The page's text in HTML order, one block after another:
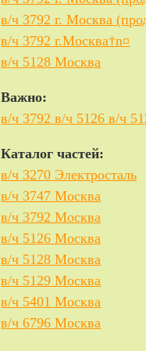
в/ч 3792 г. Москва
в/ч 3792 г.Москва†n¤
в/ч 5128 Москва
Важно:
в/ч 3792 в/ч 5126 в/ч
Каталог частей:
в/ч 3270 Электросталь
в/ч 3747 Москва
в/ч 3792 Москва
в/ч 5126 Москва
в/ч 5128 Москва
в/ч 5129 Москва
в/ч 5401 Москва
в/ч 6796 Москва